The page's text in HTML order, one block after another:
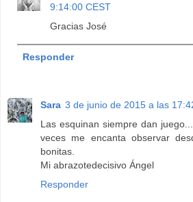
9:14:00 CEST
Gracias José
Responder
Sara 3 de junio de 2015 a las
Las esquinan siempre dan
veces me encanta observar
bonitas.
Mi abrazotedecisivo Ángel
Responder